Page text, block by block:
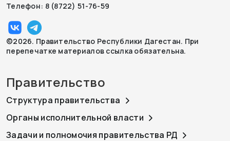
Телефон: 8 (8722) 51-76-59
©2026. Правительство Республики Дагестан. При
перепечатке материалов ссылка обязательна.
Правительство
Структура правительства
Органы исполнительной власти
Задачи и полномочия правительства РД